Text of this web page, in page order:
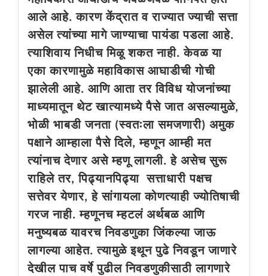
आले आहे. कारण केंद्रात व राज्यात ज्याची सत्ता
असेल त्यांच्या मागे जाण्याचा पायंडा पडला आहे.
त्याशिवाय निधीच मिळू शकत नाही. केवळ या
एका कारणामुळे महाविकास आघाडीची गोची
झालेली आहे. आणि आता तर विविध योजनांच्या
माध्यमातून थेट खात्यामध्ये पैसे जात असल्यामुळे,
भोळी भाबडी जनता (स्वतःला समजणारी) अमुक
पक्षाने आम्हाला पैसे दिले, म्हणून आम्ही मत
त्यांनाच देणार असे म्हणू लागली.‌ हे असेच सुरू
राहिले तर, पिढ्यानपिढ्या सत्ताधारी पक्षच
सत्तेवर येणार, हे सांगायला कोणत्याही ज्योतिषाची
गरज नाही. म्हणूनच म्हटलं अर्थबळ आणि
मनुष्यबळ यावरच निवडणुका जिंकल्या जाऊ
लागल्या आहेत. त्यामुळे इथून पुढे निवडून जाणारे
देखील पाच वर्षे पुढील निवडणुकीसाठी लागणारे